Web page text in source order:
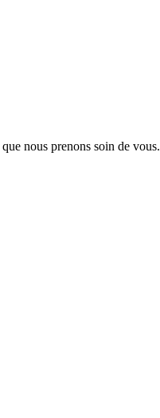
nous prenons soin de vous.